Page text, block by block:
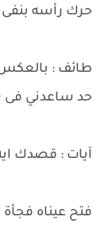
حرك رأسه
طائف : بالعكس
حد ساعدني
آيات : قصدك
فتح عيناه